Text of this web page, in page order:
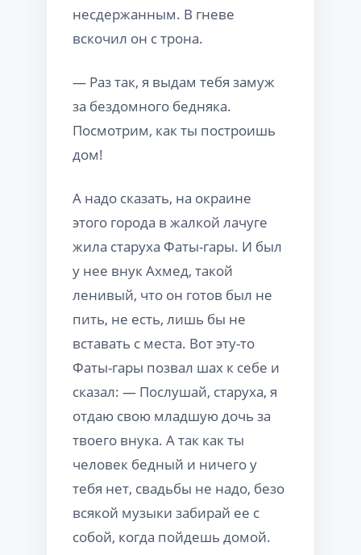
несдержанным. В гневе
вскочил он с трона.
— Раз так, я выдам тебя замуж
за бездомного бедняка.
Посмотрим, как ты построишь
дом!
А надо сказать, на окраине
этого города в жалкой лачуге
жила старуха Фаты-гары. И был
у нее внук Ахмед, такой
ленивый, что он готов был не
пить, не есть, лишь бы не
вставать с места. Вот эту-то
Фаты-гары позвал шах к себе и
сказал: — Послушай, старуха, я
отдаю свою младшую дочь за
твоего внука. А так как ты
человек бедный и ничего у
тебя нет, свадьбы не надо, безо
всякой музыки забирай ее с
собой, когда пойдешь домой.